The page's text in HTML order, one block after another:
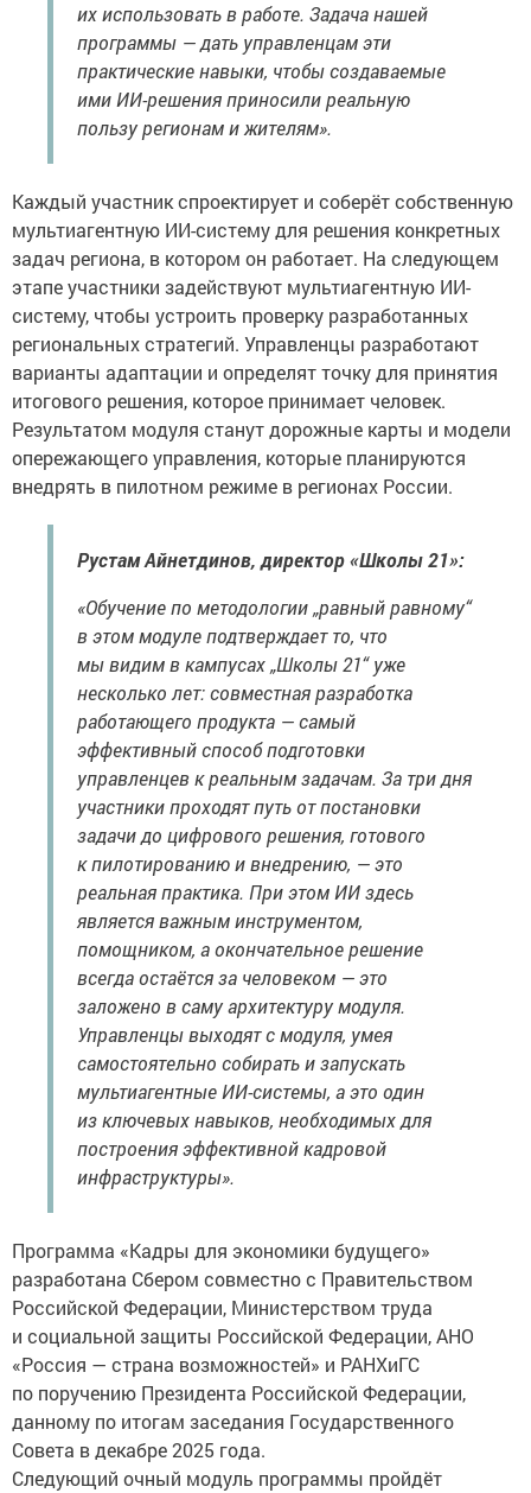
их использовать в работе. Задача нашей
программы — дать управленцам эти
практические навыки, чтобы создаваемые
ими ИИ-решения приносили реальную
пользу регионам и жителям».
Каждый участник спроектирует и соберёт собственную
мультиагентную ИИ-систему для решения конкретных
задач региона, в котором он работает. На следующем
этапе участники задействуют мультиагентную ИИ-
систему, чтобы устроить проверку разработанных
региональных стратегий. Управленцы разработают
варианты адаптации и определят точку для принятия
итогового решения, которое принимает человек.
Результатом модуля станут дорожные карты и модели
опережающего управления, которые планируются
внедрять в пилотном режиме в регионах России.
Рустам Айнетдинов, директор «Школы 21»:
«Обучение по методологии „равный равному“
в этом модуле подтверждает то, что
мы видим в кампусах „Школы 21“ уже
несколько лет: совместная разработка
работающего продукта — самый
эффективный способ подготовки
управленцев к реальным задачам. За три дня
участники проходят путь от постановки
задачи до цифрового решения, готового
к пилотированию и внедрению, — это
реальная практика. При этом ИИ здесь
является важным инструментом,
помощником, а окончательное решение
всегда остаётся за человеком — это
заложено в саму архитектуру модуля.
Управленцы выходят с модуля, умея
самостоятельно собирать и запускать
мультиагентные ИИ-системы, а это один
из ключевых навыков, необходимых для
построения эффективной кадровой
инфраструктуры».
Программа «Кадры для экономики будущего»
разработана Сбером совместно с Правительством
Российской Федерации, Министерством труда
и социальной защиты Российской Федерации, АНО
«Россия — страна возможностей» и РАНХиГС
по поручению Президента Российской Федерации,
данному по итогам заседания Государственного
Совета в декабре 2025 года.
Следующий очный модуль программы пройдёт